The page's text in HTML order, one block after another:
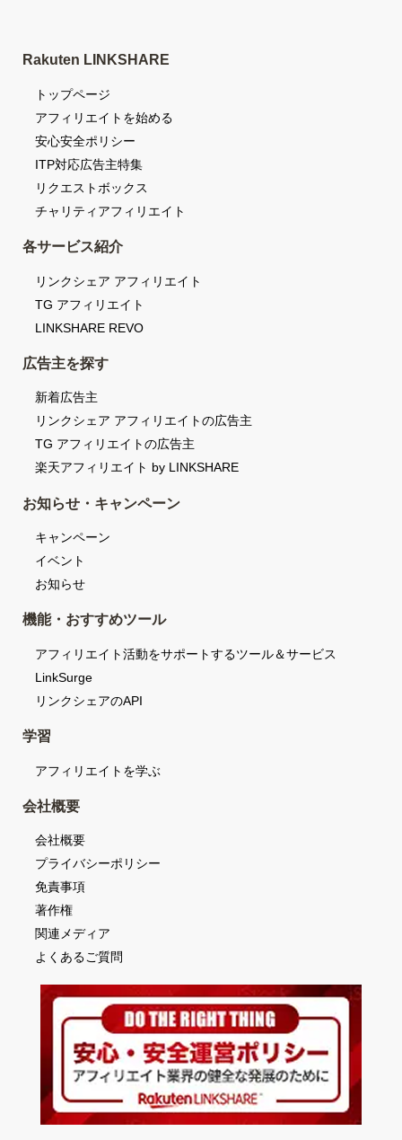
Rakuten LINKSHARE
トップページ
アフィリエイトを始める
安心安全ポリシー
ITP対応広告主特集
リクエストボックス
チャリティアフィリエイト
各サービス紹介
リンクシェア アフィリエイト
TG アフィリエイト
LINKSHARE REVO
広告主を探す
新着広告主
リンクシェア アフィリエイトの広告主
TG アフィリエイトの広告主
楽天アフィリエイト by LINKSHARE
お知らせ・キャンペーン
キャンペーン
イベント
お知らせ
機能・おすすめツール
アフィリエイト活動をサポートするツール＆サービス
LinkSurge
リンクシェアのAPI
学習
アフィリエイトを学ぶ
会社概要
会社概要
プライバシーポリシー
免責事項
著作権
関連メディア
よくあるご質問